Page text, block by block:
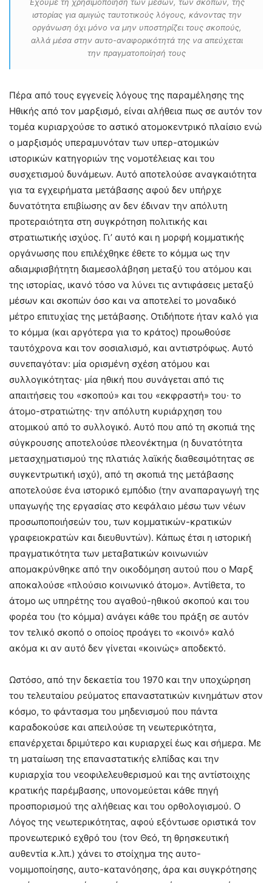
ιστορίας για αμιγώς ταυτοτικούς λόγους, κάνοντας την
οργάνωση όχι μόνο να μην υποστηρίζει τους σκοπούς,
αλλά μέσα στην αυτο-αναφορικότητά της να απεύχεται
την πραγματοποίησή τους
Πέρα από τους εγγενείς λόγους της παραμέλησης της
Ηθικής από τον μαρξισμό, είναι αλήθεια πως σε αυτόν τον
τομέα κυριαρχούσε το αστικό ατομοκεντρικό πλαίσιο ενώ
ο μαρξισμός υπεραμυνόταν των υπερ-ατομικών
ιστορικών κατηγοριών της νομοτέλειας και του
συσχετισμού δυνάμεων. Αυτό αποτελούσε αναγκαιότητα
για τα εγχειρήματα μετάβασης αφού δεν υπήρχε
δυνατότητα επιβίωσης αν δεν έδιναν την απόλυτη
προτεραιότητα στη συγκρότηση πολιτικής και
στρατιωτικής ισχύος. Γι’ αυτό και η μορφή κομματικής
οργάνωσης που επιλέχθηκε έθετε το κόμμα ως την
αδιαμφισβήτητη διαμεσολάβηση μεταξύ του ατόμου και
της ιστορίας, ικανό τόσο να λύνει τις αντιφάσεις μεταξύ
μέσων και σκοπών όσο και να αποτελεί το μοναδικό
μέτρο επιτυχίας της μετάβασης. Οτιδήποτε ήταν καλό για
το κόμμα (και αργότερα για το κράτος) προωθούσε
ταυτόχρονα και τον σοσιαλισμό, και αντιστρόφως. Αυτό
συνεπαγόταν: μία ορισμένη σχέση ατόμου και
συλλογικότητας· μία ηθική που συνάγεται από τις
απαιτήσεις του «σκοπού» και του «εκφραστή» του· το
άτομο-στρατιώτης· την απόλυτη κυριάρχηση του
ατομικού από το συλλογικό. Αυτό που από τη σκοπιά της
σύγκρουσης αποτελούσε πλεονέκτημα (η δυνατότητα
μετασχηματισμού της πλατιάς λαϊκής διαθεσιμότητας σε
συγκεντρωτική ισχύ), από τη σκοπιά της μετάβασης
αποτελούσε ένα ιστορικό εμπόδιο (την αναπαραγωγή της
υπαγωγής της εργασίας στο κεφάλαιο μέσω των νέων
προσωποποιήσεών του, των κομματικών-κρατικών
γραφειοκρατών και διευθυντών). Κάπως έτσι η ιστορική
πραγματικότητα των μεταβατικών κοινωνιών
απομακρύνθηκε από την οικοδόμηση αυτού που ο Μαρξ
αποκαλούσε «πλούσιο κοινωνικό άτομο». Αντίθετα, το
άτομο ως υπηρέτης του αγαθού-ηθικού σκοπού και του
φορέα του (το κόμμα) ανάγει κάθε του πράξη σε αυτόν
τον τελικό σκοπό ο οποίος προάγει το «κοινό» καλό
ακόμα κι αν αυτό δεν γίνεται «κοινώς» αποδεκτό.
Ωστόσο, από την δεκαετία του 1970 και την υποχώρηση
του τελευταίου ρεύματος επαναστατικών κινημάτων στον
κόσμο, το φάντασμα του μηδενισμού που πάντα
καραδοκούσε και απειλούσε τη νεωτερικότητα,
επανέρχεται δριμύτερο και κυριαρχεί έως και σήμερα. Με
τη ματαίωση της επαναστατικής ελπίδας και την
κυριαρχία του νεοφιλελευθερισμού και της αντίστοιχης
κρατικής παρέμβασης, υπονομεύεται κάθε πηγή
προσπορισμού της αλήθειας και του ορθολογισμού. Ο
Λόγος της νεωτερικότητας, αφού εξόντωσε οριστικά τον
προνεωτερικό εχθρό του (τον Θεό, τη θρησκευτική
αυθεντία κ.λπ.) χάνει το στοίχημα της αυτο-
νομιμοποίησης, αυτο-κατανόησης, άρα και συγκρότησης